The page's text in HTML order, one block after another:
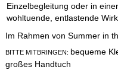
Einzelbegleitung oder in
wohltuende, entlastende
Im Rahmen von Summer in
BITTE MITBRINGEN: bequeme
großes Handtuch